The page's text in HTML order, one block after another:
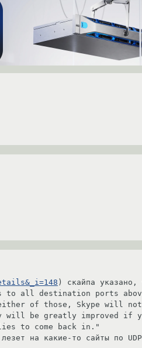
) скайпа указано,
to all destination ports
of those, Skype will
be greatly improved if
to come back in."
на какие-то сайты по UDP